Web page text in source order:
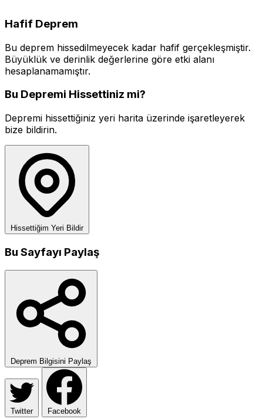
Hafif Deprem
Bu deprem hissedilmeyecek kadar hafif gerçekleşmiştir.
Büyüklük ve derinlik değerlerine göre etki alanı
hesaplanamamıştır.
Bu Depremi Hissettiniz mi?
Depremi hissettiğiniz yeri harita üzerinde işaretleyerek
bize bildirin.
Hissettiğim Yeri Bildir
Bu Sayfayı Paylaş
Deprem Bilgisini Paylaş
Twitter Facebook